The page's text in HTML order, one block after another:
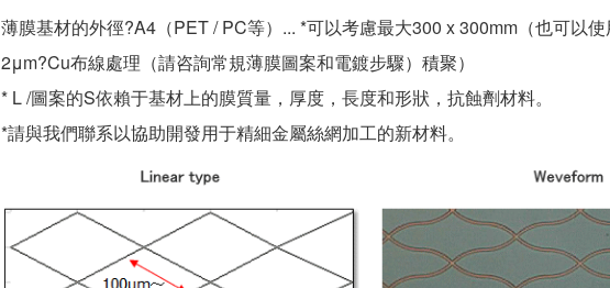
薄膜基材的外徑?A4（PET / PC等）... *可以考慮最大300 x 300mm（也可以
2μm?Cu布線處理（請咨詢常規薄膜圖案和電鍍步驟）積聚）
* L /圖案的S依賴于基材上的膜質量，厚度，長度和形狀，抗蝕劑材料。
*請與我們聯系以協助開發用于精細金屬絲網加工的新材料。